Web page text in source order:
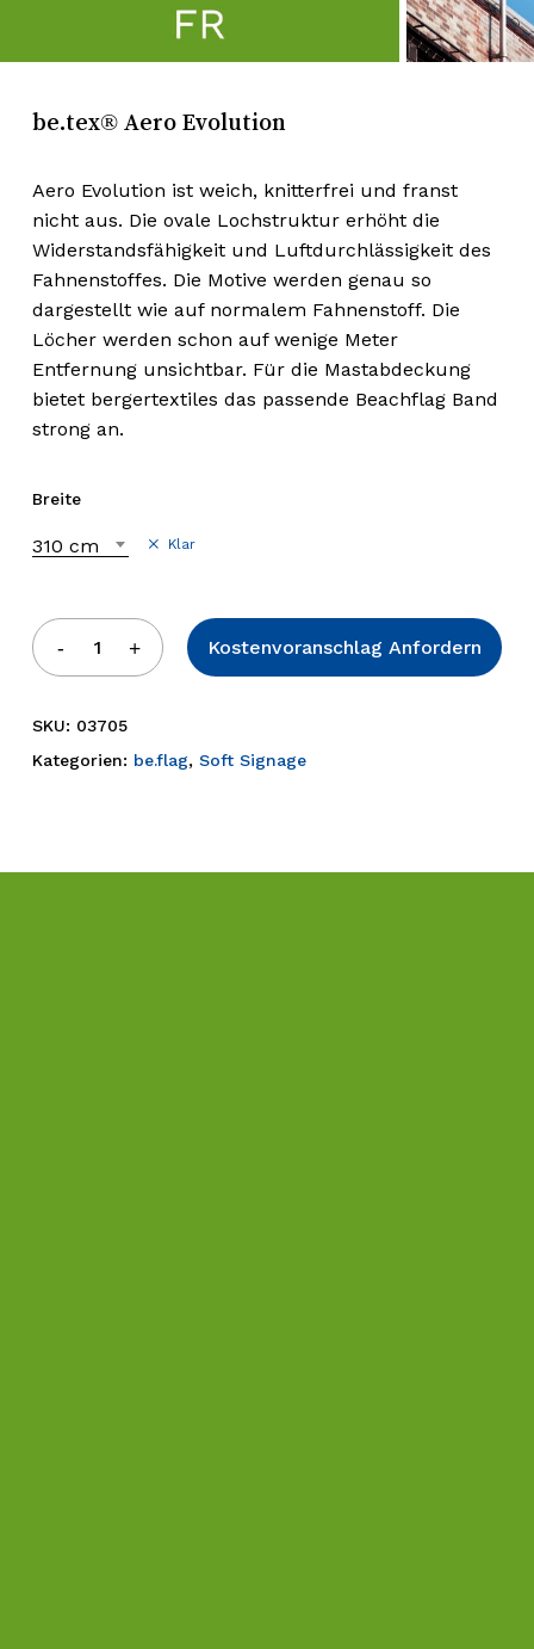
be.tex® Aero Evolution
Aero Evolution ist weich, knitterfrei und franst
nicht aus. Die ovale Lochstruktur erhöht die
Widerstandsfähigkeit und Luftdurchlässigkeit des
Fahnenstoffes. Die Motive werden genau so
dargestellt wie auf normalem Fahnenstoff. Die
Löcher werden schon auf wenige Meter
Entfernung unsichtbar. Für die Mastabdeckung
bietet bergertextiles das passende Beachflag Band
strong an.
Breite
310 cm Klar
Kostenvoranschlag Anfordern
SKU: 03705
Kategorien: be.flag, Soft Signage